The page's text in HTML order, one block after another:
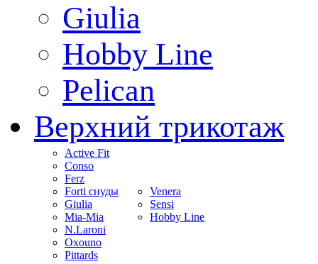
Giulia
Hobby Line
Pelican
Верхний трикотаж
Active Fit
Conso
Ferz
Forti снуды
Giulia
Mia-Mia
N.Laroni
Oxouno
Pittards
Venera
Sensi
Hobby Line